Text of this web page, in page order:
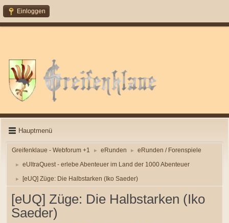
Einloggen
Hauptmenü
Greifenklaue - Webforum +1 ► eRunden ► eRunden / Forenspiele
► eUltraQuest - erlebe Abenteuer im Land der 1000 Abenteuer
► [eUQ] Züge: Die Halbstarken (Iko Saeder)
[eUQ] Züge: Die Halbstarken (Iko
Saeder)